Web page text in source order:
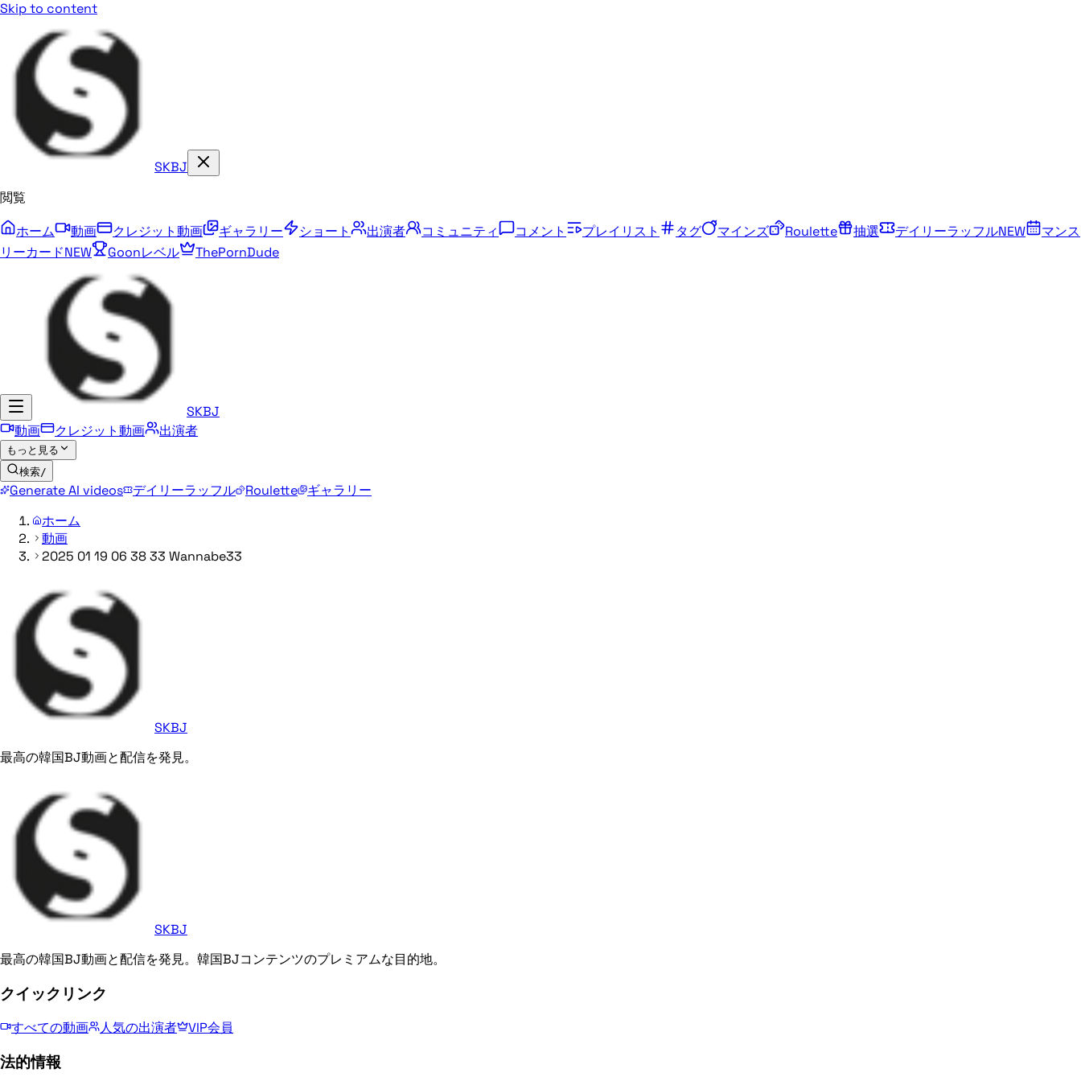
Skip to content
SKBJ
閲覧
ホーム
動画 クレジット動画 ギャラリー ショート 出演者 コミュニティ コメント プレイリスト タグ マインズ Roulette 抽選 デイリーラッフルNEW
マンス
リーカードNEW Goonレベル ThePornDude
SKBJ
動画
クレジット動画 出演者
もっと見る
検索/
Generate AI videos デイリーラッフル Roulette
ギャラリー
ホーム
動画
2025 01 19 06 38 33 Wannabe33
SKBJ
最高の韓国BJ動画と配信を発見。
SKBJ
最高の韓国BJ動画と配信を発見。韓国BJコンテンツのプレミアムな目的地。
クイックリンク
すべての動画 人気の出演者 VIP会員
法的情報